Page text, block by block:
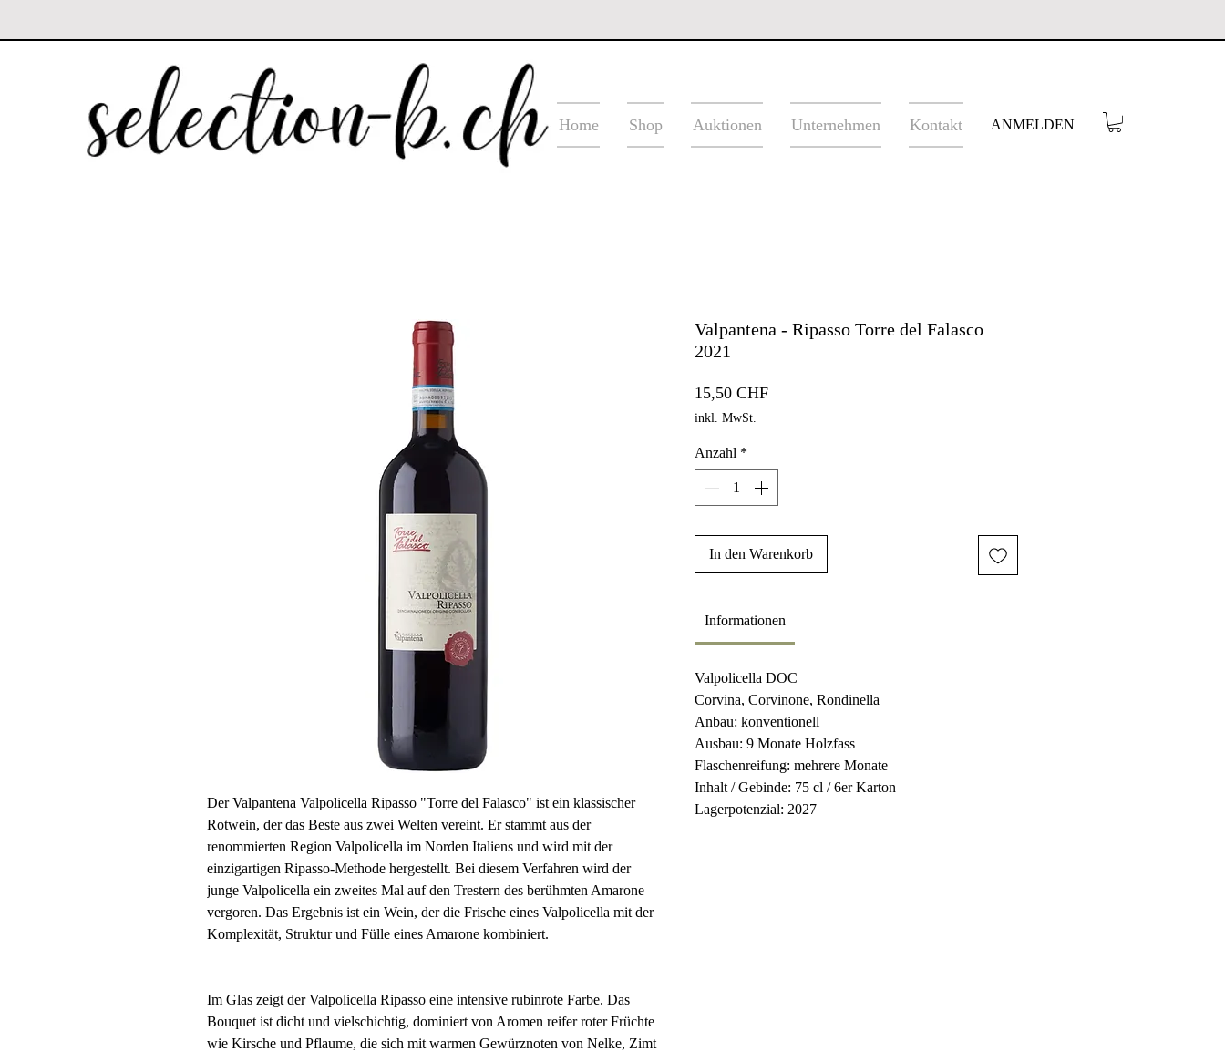
Home Shop Auktionen Unternehmen Kontakt ANMELDEN
Der Valpantena Valpolicella Ripasso "Torre del Falasco" ist ein klassischer
Rotwein, der das Beste aus zwei Welten vereint. Er stammt aus der
renommierten Region Valpolicella im Norden Italiens und wird mit der
einzigartigen Ripasso-Methode hergestellt. Bei diesem Verfahren wird der
junge Valpolicella ein zweites Mal auf den Trestern des berühmten Amarone
vergoren. Das Ergebnis ist ein Wein, der die Frische eines Valpolicella mit der
Komplexität, Struktur und Fülle eines Amarone kombiniert.
Im Glas zeigt der Valpolicella Ripasso eine intensive rubinrote Farbe. Das
Bouquet ist dicht und vielschichtig, dominiert von Aromen reifer roter Früchte
wie Kirsche und Pflaume, die sich mit warmen Gewürznoten von Nelke, Zimt
Valpantena - Ripasso Torre del Falasco
2021
15,50 CHFPreis
inkl. MwSt.
Anzahl *
In den Warenkorb
Informationen
Valpolicella DOC
Corvina, Corvinone, Rondinella
Anbau: konventionell
Ausbau: 9 Monate Holzfass
Flaschenreifung: mehrere Monate
Inhalt / Gebinde: 75 cl / 6er Karton
Lagerpotenzial: 2027